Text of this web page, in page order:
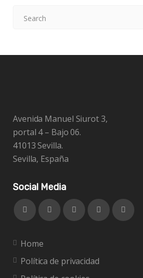
Avenida Manuel Siurot 3,
portal 4 – Bajo 06.
41013 Sevilla.
Sevilla, España
Social Media
Home
Política de privacidad